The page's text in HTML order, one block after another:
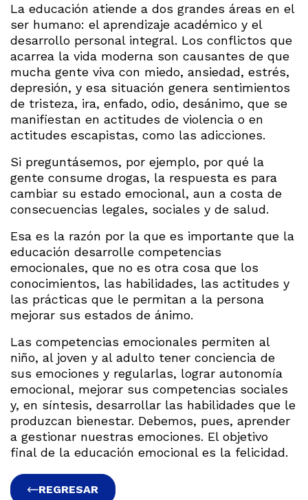
La educación atiende a dos grandes áreas en el
ser humano: el aprendizaje académico y el
desarrollo personal integral. Los conflictos que
acarrea la vida moderna son causantes de que
mucha gente viva con miedo, ansiedad, estrés,
depresión, y esa situación genera sentimientos
de tristeza, ira, enfado, odio, desánimo, que se
manifiestan en actitudes de violencia o en
actitudes escapistas, como las adicciones.
Si preguntásemos, por ejemplo, por qué la
gente consume drogas, la respuesta es para
cambiar su estado emocional, aun a costa de
consecuencias legales, sociales y de salud.
Esa es la razón por la que es importante que la
educación desarrolle competencias
emocionales, que no es otra cosa que los
conocimientos, las habilidades, las actitudes y
las prácticas que le permitan a la persona
mejorar sus estados de ánimo.
Las competencias emocionales permiten al
niño, al joven y al adulto tener conciencia de
sus emociones y regularlas, lograr autonomía
emocional, mejorar sus competencias sociales
y, en síntesis, desarrollar las habilidades que le
produzcan bienestar. Debemos, pues, aprender
a gestionar nuestras emociones. El objetivo
final de la educación emocional es la felicidad.
REGRESAR